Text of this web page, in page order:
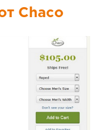
Chaco